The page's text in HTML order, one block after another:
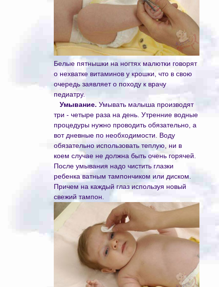
Белые пятнышки на ногтях малютки говорят
о нехватке витаминов у крошки, что в свою
очередь заявляет о походу к врачу
педиатру.
Умывание. Умывать малыша производят
три - четыре раза на день. Утренние водные
процедуры нужно проводить обязательно, а
вот дневные по необходимости. Воду
обязательно использовать теплую, ни в
коем случае не должна быть очень горячей.
После умывания надо чистить глазки
ребенка ватным тампончиком или диском.
Причем на каждый глаз используя новый
свежий тампон.